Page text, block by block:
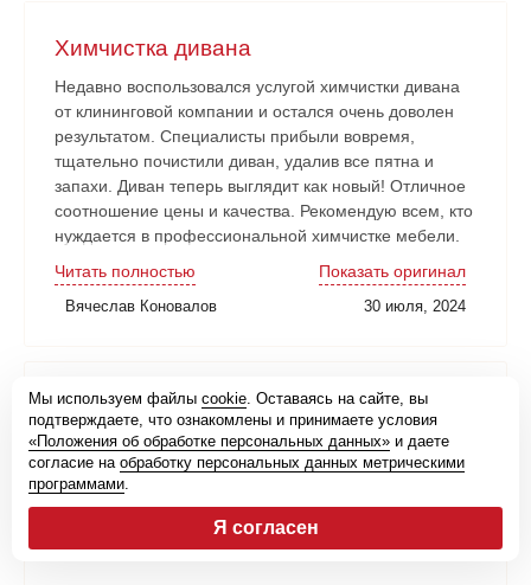
Химчистка дивана
Недавно воспользовался услугой химчистки дивана
от клининговой компании и остался очень доволен
результатом. Специалисты прибыли вовремя,
тщательно почистили диван, удалив все пятна и
запахи. Диван теперь выглядит как новый! Отличное
соотношение цены и качества. Рекомендую всем, кто
нуждается в профессиональной химчистке мебели.
Читать полностью
Показать оригинал
Вячеслав Коновалов 30 июля, 2024
Сотрудничаем уже не первый год
Отличная клининговая компания. Ответственно
подходят к каждому заказу, сотрудничаем уже не
первый год. Рекомендую!
Мы используем файлы cookie. Оставаясь на сайте, вы
подтверждаете, что ознакомлены и принимаете условия
«Положения об обработке персональных данных» и даете
согласие на обработку персональных данных метрическими
программами.
Я согласен